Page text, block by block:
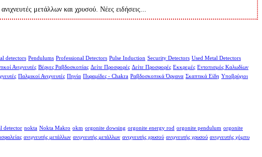
μετάλλων και χρυσού. Νέες ειδήσεις...
detectors Pendulums Professional Detectors Pulse Induction Security Detectors Used Metal Detectors
Ανιχνευτές Βέργες Ραβδοσκοπίας Δείτε Προσφορές Δείτε Προσφορές Εκκρεμές Εντοπισμός Καλωδίων
Παλμικοί Ανιχνευτές Πηνία Πυραμίδες - Chakra Ραβδοσκοπικά Όργανα Σκαπτικά Είδη Υποβρύχιοι
detector nokta Nokta Makro okm orgonite dowsing orgonite energy rod orgonite pendulum orgonite
ανιχνευτής μετάλλων ανιχνευτής μετάλλων ανιχνευτής χρυσού ανιχνευτής χρυσού ανιχνευτής χόμπυ